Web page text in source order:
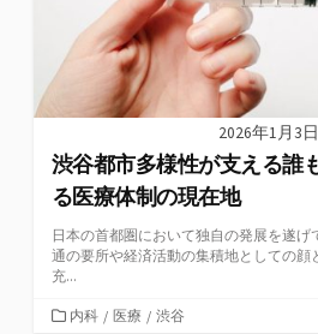
2026年1月3日
渋谷都市多様性が支える誰
る医療体制の現在地
日本の首都圏において独自の発展を遂
通の要所や経済活動の集積地としての顔
充...
カ内科 / 医療 / 渋谷